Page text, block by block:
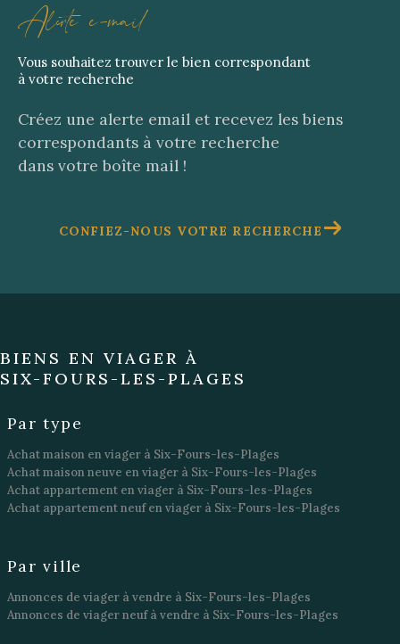
Alerte e-mail
Vous souhaitez trouver le bien correspondant
à votre recherche
Créez une alerte email et recevez les biens
correspondants à votre recherche
dans votre boîte mail !
CONFIEZ-NOUS VOTRE RECHERCHE
BIENS EN VIAGER À
SIX-FOURS-LES-PLAGES
Par type
Achat maison en viager à Six-Fours-les-Plages
Achat maison neuve en viager à Six-Fours-les-Plages
Achat appartement en viager à Six-Fours-les-Plages
Achat appartement neuf en viager à Six-Fours-les-Plages
Par ville
Annonces de viager à vendre à Six-Fours-les-Plages
Annonces de viager neuf à vendre à Six-Fours-les-Plages